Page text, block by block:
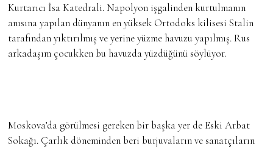
Kurtarıcı İsa Katedrali. Napolyon işgalinden kurtulmanın
anısına yapılan dünyanın en yüksek Ortodoks kilisesi Stalin
tarafından yıktırılmış ve yerine yüzme havuzu yapılmış. Rus
arkadaşım çocukken bu havuzda yüzdüğünü söylüyor.
Moskova’da görülmesi gereken bir başka yer de Eski Arbat
Sokağı. Çarlık döneminden beri burjuvaların ve sanatçıların